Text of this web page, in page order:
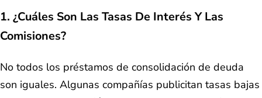
1. ¿Cuáles Son Las Tasas De Interés Y Las
Comisiones?
No todos los préstamos de consolidación de deuda
son iguales. Algunas compañías publicitan tasas bajas